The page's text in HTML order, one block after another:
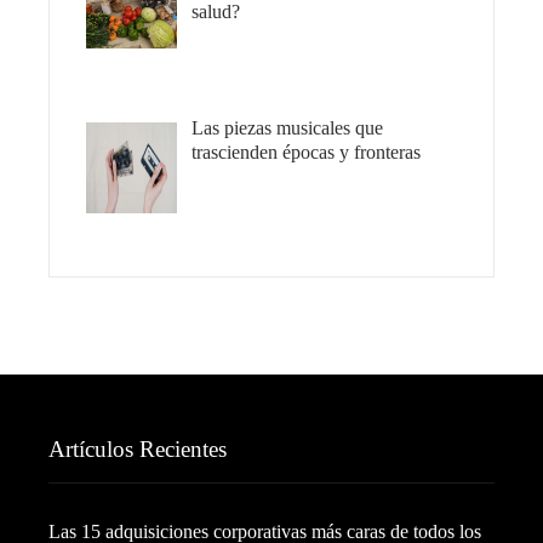
salud?
Las piezas musicales que
trascienden épocas y fronteras
Artículos Recientes
Las 15 adquisiciones corporativas más caras de todos los